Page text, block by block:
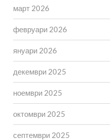
март 2026
февруари 2026
януари 2026
декември 2025
ноември 2025
октомври 2025
септември 2025